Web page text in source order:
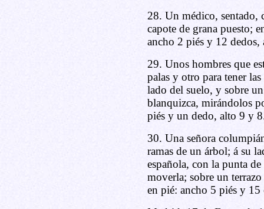
28. Un médico, sentado,
capote de grana puesto;
ancho 2 piés y 12
29. Unos hombres que
palas y otro para tener
lado del suelo, y sobre
blanquizca, mirándolos
piés y un dedo, alto 9 y
30. Una señora
ramas de un árbol; á su
española, con la punta
moverla; sobre un
en pié: ancho 5 piés y